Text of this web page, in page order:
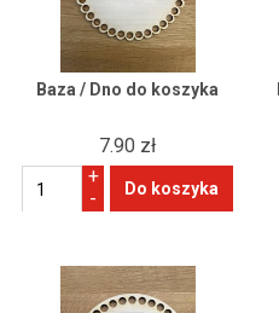
Baza / Dno do koszyka
7.90 zł
+
-